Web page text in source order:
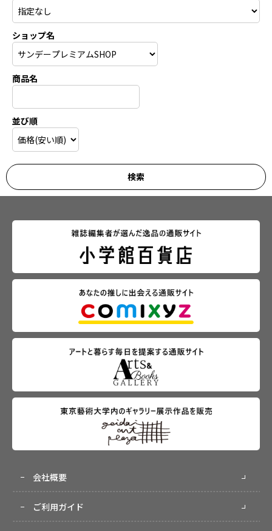
ショップ名
商品名
並び順
会社概要
ご利用ガイド